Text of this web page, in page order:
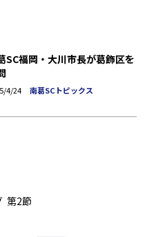
SC福岡・大川市長が葛飾区を
4/24 南葛SCトピックス
第2節